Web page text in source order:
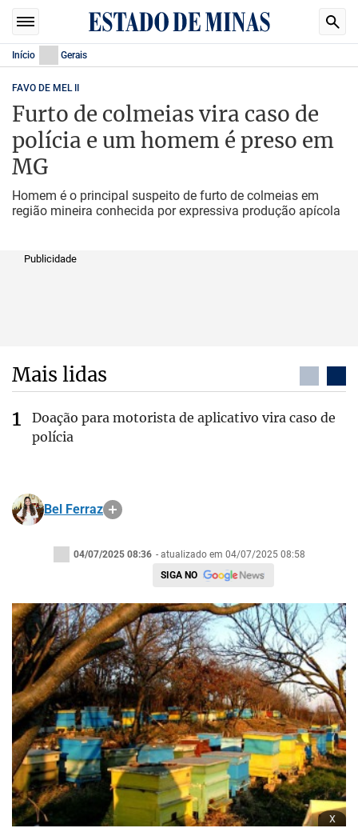
Início Gerais
FAVO DE MEL II
Furto de colmeias vira caso de
polícia e um homem é preso em
MG
Homem é o principal suspeito de furto de colmeias em
região mineira conhecida por expressiva produção apícola
Publicidade
Mais lidas
Doação para motorista de aplicativo vira caso de
polícia
Bel Ferraz
04/07/2025 08:36 - atualizado em 04/07/2025 08:58
SIGA NO
x